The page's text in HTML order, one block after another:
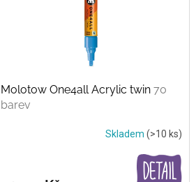
Molotow One4all Acrylic twin 70
barev
Skladem (>10 ks)